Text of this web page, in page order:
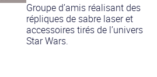
Groupe d’amis réalisant des
répliques de sabre laser et
accessoires tirés de l’univers
Star Wars.